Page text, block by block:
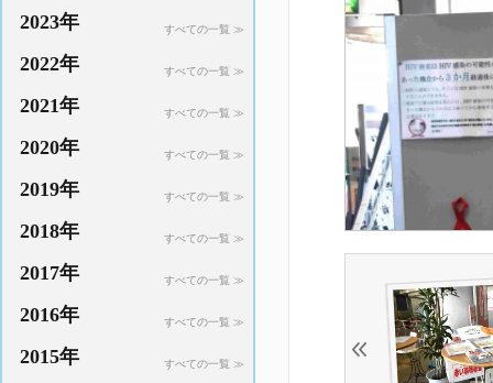
2023年 すべての一覧 ≫
2022年 すべての一覧 ≫
2021年 すべての一覧 ≫
2020年 すべての一覧 ≫
2019年 すべての一覧 ≫
2018年 すべての一覧 ≫
2017年 すべての一覧 ≫
2016年 すべての一覧 ≫
2015年 すべての一覧 ≫